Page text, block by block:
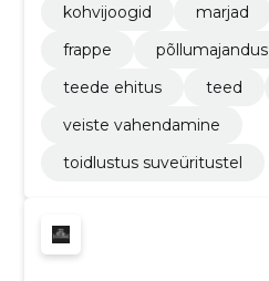
kohvijoogid
marjad
frappe
põllumajandus
teede ehitus
teed
veiste vahendamine
toidlustus suveüritustel